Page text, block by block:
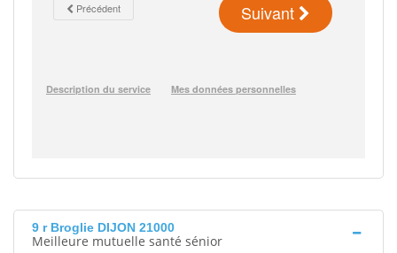
9 r Broglie DIJON 21000
Meilleure mutuelle santé sénior